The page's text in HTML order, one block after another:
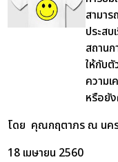
สามา
ประส
สถาน
ให้กับ
ความ
หรือยั
โดย คุณกฤตาภร ณ นค
18 เมษายน 2560